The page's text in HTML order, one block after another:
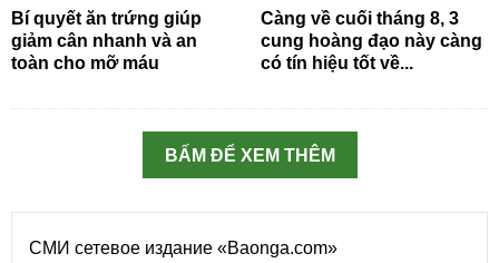
Bí quyết ăn trứng giúp
giảm cân nhanh và an
toàn cho mỡ máu
Càng về cuối tháng 8, 3
cung hoàng đạo này càng
có tín hiệu tốt về...
BẤM ĐỂ XEM THÊM
СМИ сетевое издание «Baonga.com»